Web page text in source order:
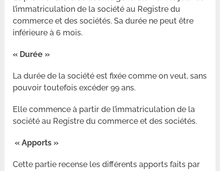
l’immatriculation de la société au Registre du
commerce et des sociétés. Sa durée ne peut être
inférieure à 6 mois.
« Durée »
La durée de la société est fixée comme on veut, sans
pouvoir toutefois excéder 99 ans.
Elle commence à partir de l’immatriculation de la
société au Registre du commerce et des sociétés.
« Apports »
Cette partie recense les différents apports faits par